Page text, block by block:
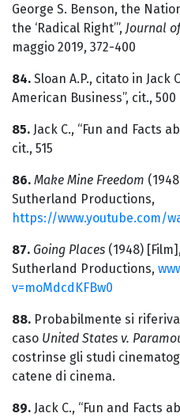
George S. Benson, the
the ‘Radical Right’”, Journal
maggio 2019, 372-400
84. Sloan A.P., citato in Jack
American Business”, cit., 500
85. Jack C., “Fun and Facts
cit., 515
86. Make Mine Freedom
Sutherland Productions,
https://www.youtube.com/
87. Going Places (1948)
Sutherland Productions,
v=moMdcdKFBw0
88. Probabilmente si
caso United States v.
costrinse gli studi
catene di cinema.
89. Jack C., “Fun and Facts